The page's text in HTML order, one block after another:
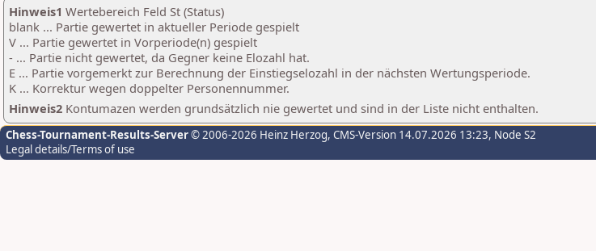
Hinweis1 Wertebereich Feld St (Status)
blank ... Partie gewertet in aktueller Periode gespielt
V ... Partie gewertet in Vorperiode(n) gespielt
- ... Partie nicht gewertet, da Gegner keine Elozahl hat.
E ... Partie vorgemerkt zur Berechnung der Einstiegselozahl in der nächsten Wertungsperiode.
K ... Korrektur wegen doppelter Personennummer.
Hinweis2 Kontumazen werden grundsätzlich nie gewertet und sind in der Liste nicht enthalten.
Chess-Tournament-Results-Server© 2006-2026 Heinz Herzog, CMS-Version 14.07.2026 13:23, Node S2
Legal details/Terms of use